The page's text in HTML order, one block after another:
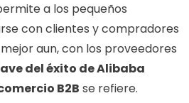
a los pequeños
con clientes y compradores
aun, con los proveedores
del éxito de Alibaba
B2B se refiere.